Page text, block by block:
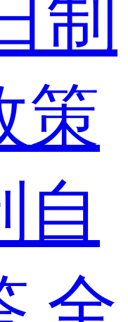
制
策
自